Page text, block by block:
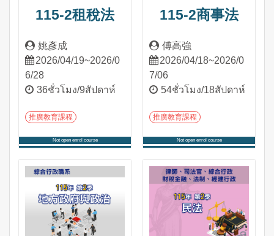
115-2租稅法
姚彥成
2026/04/19~2026/0
6/28
36ชั่วโมง/9สัปดาห์
推廣教育課程
Not open enrol course
115-2商事法
傅高強
2026/04/18~2026/0
7/06
54ชั่วโมง/18สัปดาห์
推廣教育課程
Not open enrol course